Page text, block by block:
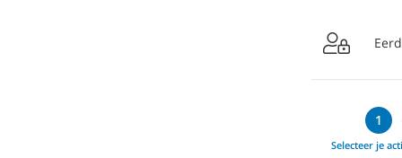

Selecteer je